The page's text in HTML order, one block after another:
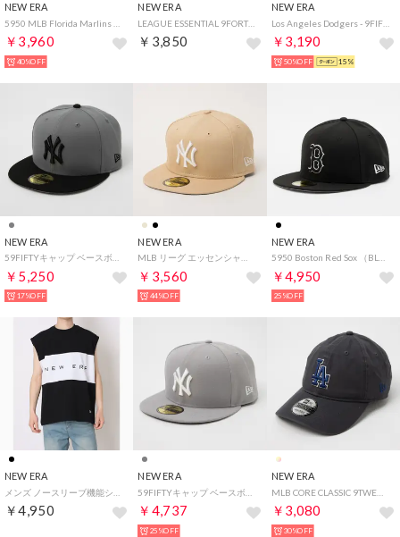
NEW ERA
￥3,960
40%OFF
NEW ERA
￥3,850
NEW ERA
Los Angeles Dodgers - 9FIFTY TRACKERALL MESH DARK ROYAL/CHROME【14388562】 （DARK ROYAL/CHROME）
￥3,190
50%OFF 15%
NEW ERA
￥5,250
17%OFF
NEW ERA
￥3,560
44%OFF
NEW ERA
￥4,950
25%OFF
NEW ERA
￥4,950
NEW ERA
￥4,737
25%OFF
NEW ERA
MLB CORE CLASSIC 9TWENTY 帽子 （ドジャースグラファイト）
￥3,080
30%OFF